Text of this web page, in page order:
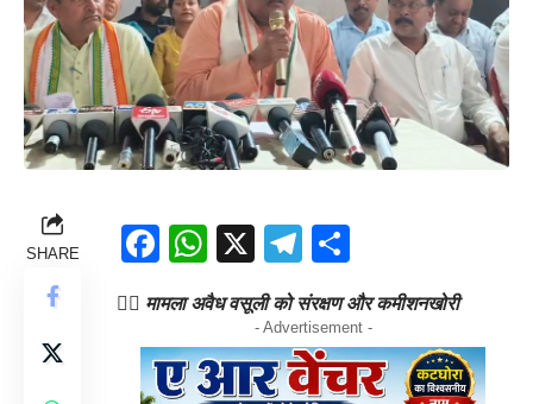
SHARE Facebook
WhatsApp
X Telegram
👉🏻 मामला अवैध वसूली को संरक्षण और कमीशनखोरी
- Advertisement -